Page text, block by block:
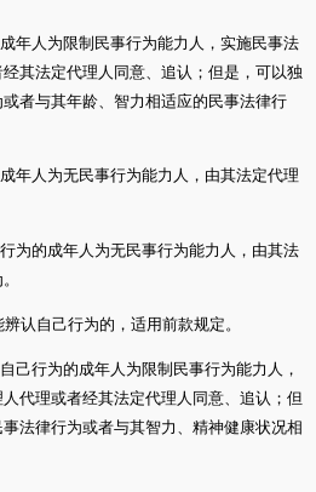
年人为限制民事行为能力人，实施民事法
其法定代理人同意、追认；但是，可以独
者与其年龄、智力相适应的民事法律行
年人为无民事行为能力人，由其法定代理
为的成年人为无民事行为能力人，由其法
认自己行为的，适用前款规定。
己行为的成年人为限制民事行为能力人，
代理或者经其法定代理人同意、追认；但
法律行为或者与其智力、精神健康状况相